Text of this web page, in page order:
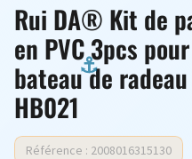
Rui DA® Kit de
en PVC 3pcs
bateau de
HB021
Référence : 2008016315130